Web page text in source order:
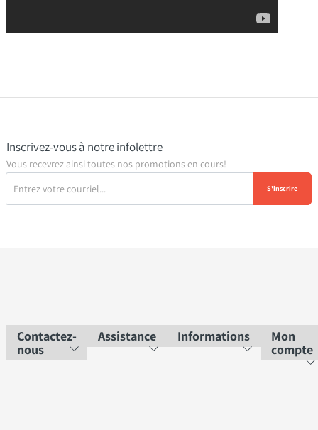
Inscrivez-vous à notre infolettre
Vous recevrez ainsi toutes nos promotions en cours!
S'inscrire
Contactez-
nous
Assistance Informations
Mon
compte